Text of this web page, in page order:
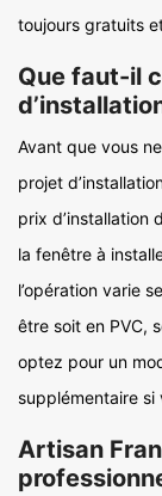
toujours gratuits
Que faut-il
Avant que vous
projet
prix d’installation
la fenêtre à
l’opération varie
être soit en PVC,
optez pour un
supplémentaire si
Artisan